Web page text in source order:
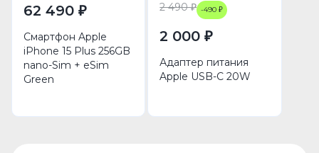
62 490 ₽
Смартфон Apple
iPhone 15 Plus 256GB
nano-Sim + eSim
Green
2 490 ₽ -490 ₽
2 000 ₽
Адаптер питания
Apple USB-C 20W